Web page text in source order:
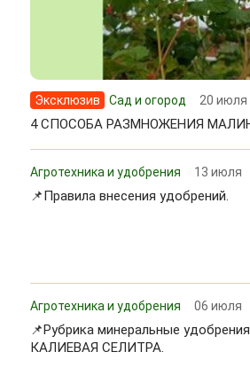
Эксклюзив Сад и огород 20 июля
4 СПОСОБА РАЗМНОЖЕНИЯ
Агротехника и удобрения 13 июля
📌Правила внесения удобрений.
Агротехника и удобрения 06 июля
📌Рубрика минеральные удобрения.
КАЛИЕВАЯ СЕЛИТРА.